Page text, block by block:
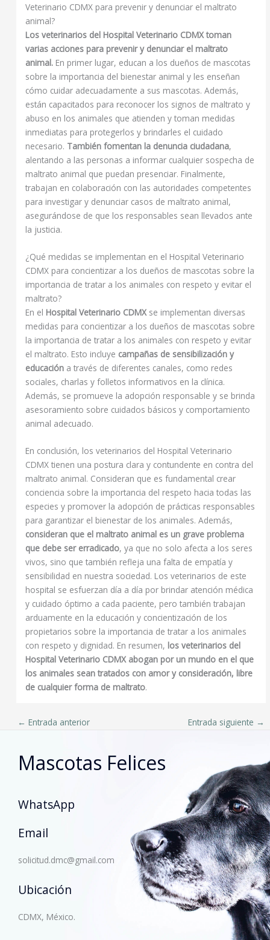
Veterinario CDMX para prevenir y denunciar el maltrato
animal?
Los veterinarios del Hospital Veterinario CDMX toman
varias acciones para prevenir y denunciar el maltrato
animal. En primer lugar, educan a los dueños de mascotas
sobre la importancia del bienestar animal y les enseñan
cómo cuidar adecuadamente a sus mascotas. Además,
están capacitados para reconocer los signos de maltrato y
abuso en los animales que atienden y toman medidas
inmediatas para protegerlos y brindarles el cuidado
necesario. También fomentan la denuncia ciudadana,
alentando a las personas a informar cualquier sospecha de
maltrato animal que puedan presenciar. Finalmente,
trabajan en colaboración con las autoridades competentes
para investigar y denunciar casos de maltrato animal,
asegurándose de que los responsables sean llevados ante
la justicia.
¿Qué medidas se implementan en el Hospital Veterinario
CDMX para concientizar a los dueños de mascotas sobre la
importancia de tratar a los animales con respeto y evitar el
maltrato?
En el Hospital Veterinario CDMXse implementan diversas
medidas para concientizar a los dueños de mascotas sobre
la importancia de tratar a los animales con respeto y evitar
el maltrato. Esto incluye campañas de sensibilización y
educación a través de diferentes canales, como redes
sociales, charlas y folletos informativos en la clínica.
Además, se promueve la adopción responsable y se brinda
asesoramiento sobre cuidados básicos y comportamiento
animal adecuado.
En conclusión, los veterinarios del Hospital Veterinario
CDMX tienen una postura clara y contundente en contra del
maltrato animal. Consideran que es fundamental crear
conciencia sobre la importancia del respeto hacia todas las
especies y promover la adopción de prácticas responsables
para garantizar el bienestar de los animales. Además,
consideran que el maltrato animal es un grave problema
que debe ser erradicado, ya que no solo afecta a los seres
vivos, sino que también refleja una falta de empatía y
sensibilidad en nuestra sociedad. Los veterinarios de este
hospital se esfuerzan día a día por brindar atención médica
y cuidado óptimo a cada paciente, pero también trabajan
arduamente en la educación y concientización de los
propietarios sobre la importancia de tratar a los animales
con respeto y dignidad. En resumen, los veterinarios del
Hospital Veterinario CDMX abogan por un mundo en el que
los animales sean tratados con amor y consideración, libre
de cualquier forma de maltrato.
← Entrada anterior Entrada siguiente →
Mascotas Felices
WhatsApp
Email
solicitud.dmc@gmail.com
Ubicación
CDMX, México.